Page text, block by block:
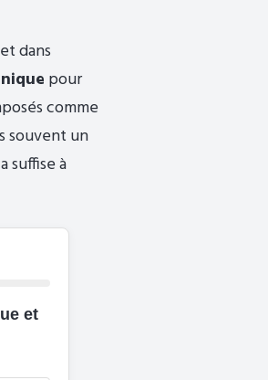
dans
pour
comme
souvent un
suffise à
et